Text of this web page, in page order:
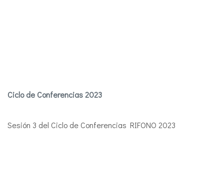
Ciclo de Conferencias 2023
Sesión 3 del Ciclo de Conferencias RIFONO 2023